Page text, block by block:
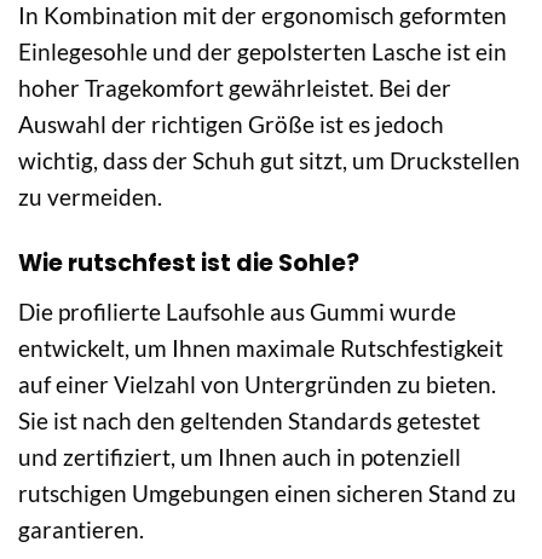
In Kombination mit der ergonomisch geformten
Einlegesohle und der gepolsterten Lasche ist ein
hoher Tragekomfort gewährleistet. Bei der
Auswahl der richtigen Größe ist es jedoch
wichtig, dass der Schuh gut sitzt, um Druckstellen
zu vermeiden.
Wie rutschfest ist die Sohle?
Die profilierte Laufsohle aus Gummi wurde
entwickelt, um Ihnen maximale Rutschfestigkeit
auf einer Vielzahl von Untergründen zu bieten.
Sie ist nach den geltenden Standards getestet
und zertifiziert, um Ihnen auch in potenziell
rutschigen Umgebungen einen sicheren Stand zu
garantieren.